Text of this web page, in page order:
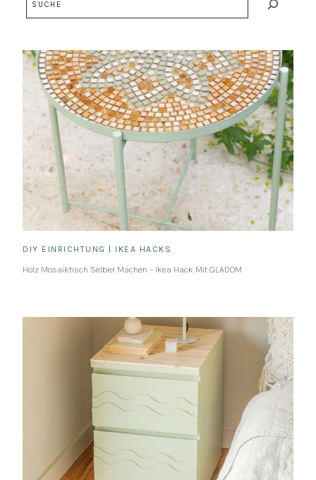
DIY EINRICHTUNG IKEA HACKS
Holz Mosaiktisch Selber Machen – Ikea Hack Mit GLADOM